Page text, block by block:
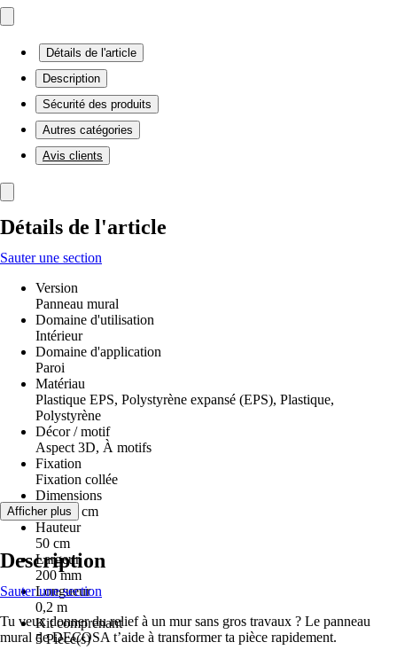
Détails de l'article
Description
Sécurité des produits
Autres catégories
Avis clients
Détails de l'article
Sauter une section
Version
Panneau mural
Domaine d'utilisation
Intérieur
Domaine d'application
Paroi
Matériau
Plastique EPS, Polystyrène expansé (EPS), Plastique,
Polystyrène
Décor / motif
Aspect 3D, À motifs
Fixation
Fixation collée
Dimensions
50 x 20 cm
Hauteur
50 cm
Largeur
200 mm
Longueur
0,2 m
Kit comprenant
5 Pièce(s)
Afficher plus
Description
Sauter une section
Tu veux donner du relief à un mur sans gros travaux ? Le panneau
mural de DECOSA t’aide à transformer ta pièce rapidement.